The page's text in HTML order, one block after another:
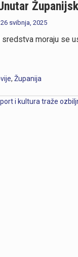
26 svibnja, 2025
moraju se
, Županija